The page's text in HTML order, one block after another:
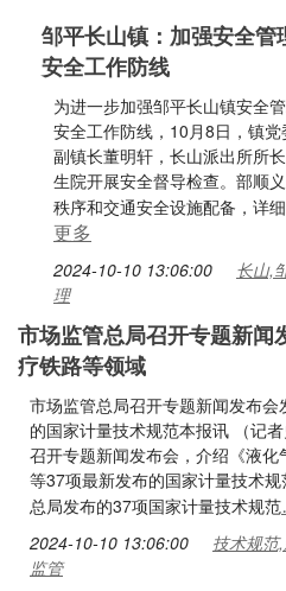
邹平长山镇：加强安全
安全工作防线
为进一步加强邹平长山镇安全
安全工作防线，10月8日，镇
副镇长董明轩，长山派出所所
生院开展安全督导检查。部顺
秩序和交通安全设施配备，详
更多
2024-10-10 13:06:00
长山,
理
市场监管总局召开专题新闻
疗铁路等领域
市场监管总局召开专题新闻发布
的国家计量技术规范本报讯 （记
召开专题新闻发布会，介绍《液化
等37项最新发布的国家计量技术
总局发布的37项国家计量技术规范
2024-10-10 13:06:00
技术规范
监管